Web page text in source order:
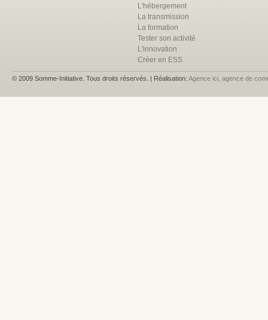
L'hébergement
La transmission
La formation
Tester son activité
L'innovation
Créer en ESS
© 2009 Somme-Initiative. Tous droits réservés. | Réalisation: Agence ici, agence de